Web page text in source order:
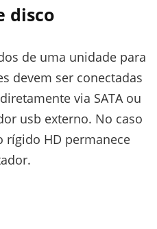
disco
de uma unidade para
devem ser conectadas
via SATA ou
usb externo. No caso
rígido HD permanece